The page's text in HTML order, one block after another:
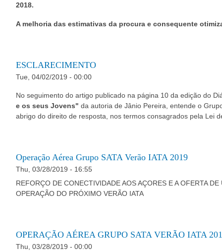
2018.
A melhoria das estimativas da procura e consequente
ESCLARECIMENTO
Tue, 04/02/2019 - 00:00
No seguimento do artigo publicado na página 10 da edição do
e os seus Jovens" da autoria de Jânio Pereira, entende o
abrigo do direito de resposta, nos termos consagrados pela Lei
Operação Aérea Grupo SATA Verão IATA 2019
Thu, 03/28/2019 - 16:55
REFORÇO DE CONECTIVIDADE AOS AÇORES E A OFERTA
OPERAÇÃO DO PRÓXIMO VERÃO IATA
OPERAÇÃO AÉREA GRUPO SATA VERÃO IATA
Thu, 03/28/2019 - 00:00